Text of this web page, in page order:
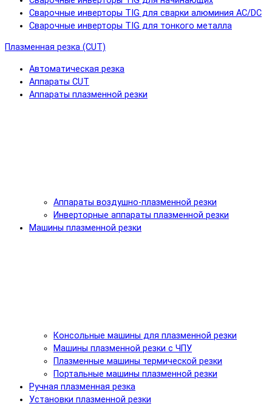
Сварочные инверторы TIG для сварки алюминия AC/DC
Сварочные инверторы TIG для тонкого металла
Плазменная резка (CUT)
Автоматическая резка
Аппараты CUT
Аппараты плазменной резки
Аппараты воздушно-плазменной резки
Инверторные аппараты плазменной резки
Машины плазменной резки
Консольные машины для плазменной резки
Машины плазменной резки с ЧПУ
Плазменные машины термической резки
Портальные машины плазменной резки
Ручная плазменная резка
Установки плазменной резки